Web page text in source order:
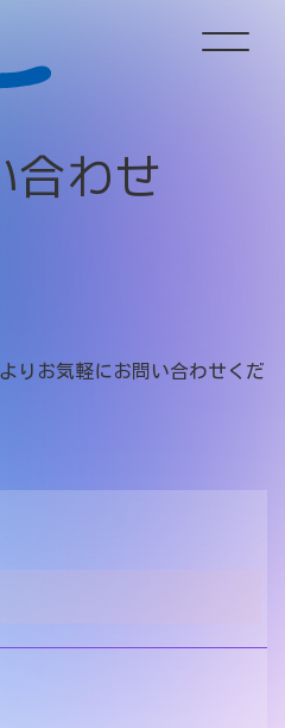
合わせ
りお気軽にお問い合わせくだ